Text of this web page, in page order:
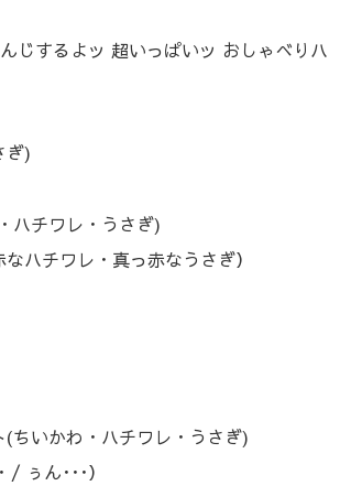
じするよッ 超いっぱいッ おしゃべりハ
ぎ)
ハチワレ・うさぎ)
ハチワレ・真っ赤なうさぎ）
ちいかわ・ハチワレ・うさぎ)
ぅん･･･）